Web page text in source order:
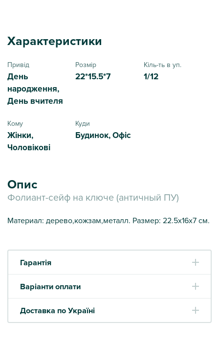
Характеристики
Привід
День
народження,
День вчителя
Розмір
22*15.5*7
Кіль-ть в уп.
1/12
Кому
Жінки,
Чоловікові
Куди
Будинок, Офіс
Опис
Фолиант-сейф на ключе (античный ПУ)
Материал: дерево,кожзам,металл. Размер: 22.5х16х7 см.
Гарантія
Варіанти оплати
Доставка по Україні